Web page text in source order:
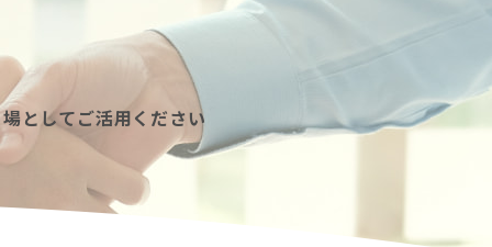
としてご活用ください